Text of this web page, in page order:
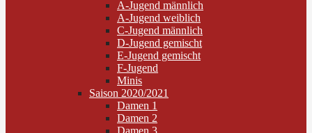
A-Jugend männlich
A-Jugend weiblich
C-Jugend männlich
D-Jugend gemischt
E-Jugend gemischt
F-Jugend
Minis
Saison 2020/2021
Damen 1
Damen 2
Damen 3